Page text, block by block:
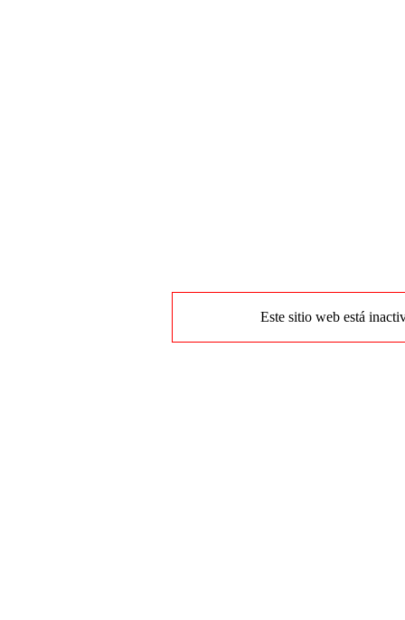
Este sitio web está